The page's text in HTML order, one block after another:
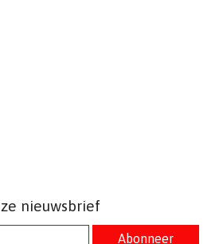
nieuwsbrief
Abonneer